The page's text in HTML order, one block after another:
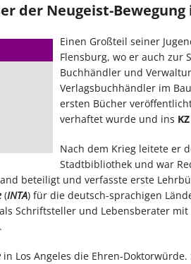
der Neugeist-
Einen Großteil seiner
Flensburg, wo er auch zur
Buchhändler und
Verlagsbuchhändler im
ersten Bücher
verhaftet wurde und ins
Nach dem Krieg leitete er
Stadtbibliothek und war
beteiligt und verfasste erste
(INTA) für die deutsch-sprachigen
Schriftsteller und Lebensberater mit
in Los Angeles die Ehren-